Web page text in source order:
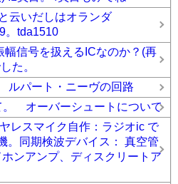
云いだしはオランダ
。tda1510
信号を扱えるICなのか？(再
た。
パート・ニーヴの回路
。 オーバーシュートについて
レスマイク自作：ラジオic で
。同期検波デバイス： 真空管
ンアンプ、ディスクリートア